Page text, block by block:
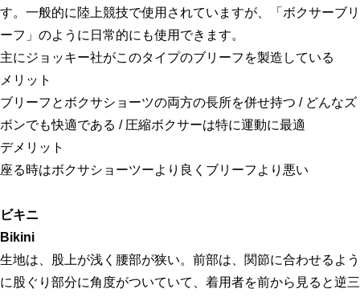
す。一般的に陸上競技で使用されていますが、「ボクサーブリ
ーフ」のように日常的にも使用できます。
主にジョッキー社がこのタイプのブリーフを製造している
メリット
ブリーフとボクサショーツの両方の長所を併せ持つ / どんなズ
ボンでも快適である / 圧縮ボクサーは特に運動に最適
デメリット
座る時はボクサショーツーより良くブリーフより悪い
ビキニ
Bikini
生地は、股上が浅く腰部が狭い。前部は、関節に合わせるよう
に股ぐり部分に角度がついていて、着用者を前から見ると逆三